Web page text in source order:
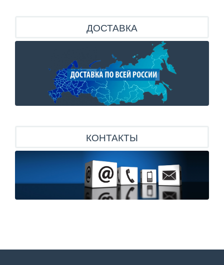
ДОСТАВКА
КОНТАКТЫ